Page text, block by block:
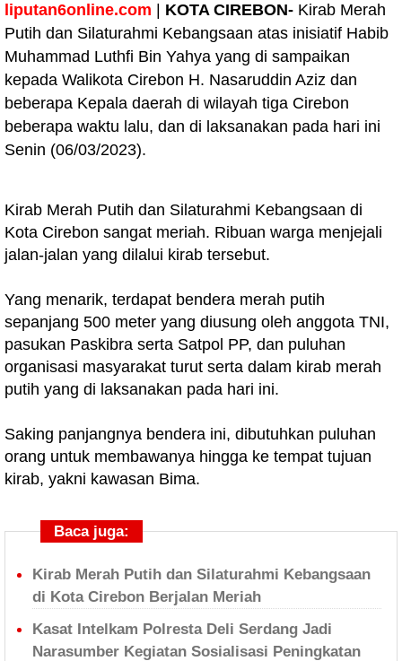
liputan6online.com KOTA CIREBON- Kirab Merah
Putih dan Silaturahmi Kebangsaan atas inisiatif Habib
Muhammad Luthfi Bin Yahya yang di sampaikan
kepada Walikota Cirebon H. Nasaruddin Aziz dan
beberapa Kepala daerah di wilayah tiga Cirebon
beberapa waktu lalu, dan di laksanakan pada hari ini
Senin (06/03/2023).
Kirab Merah Putih dan Silaturahmi Kebangsaan di
Kota Cirebon sangat meriah. Ribuan warga menjejali
jalan-jalan yang dilalui kirab tersebut.
Yang menarik, terdapat bendera merah putih
sepanjang 500 meter yang diusung oleh anggota TNI,
pasukan Paskibra serta Satpol PP, dan puluhan
organisasi masyarakat turut serta dalam kirab merah
putih yang di laksanakan pada hari ini.
Saking panjangnya bendera ini, dibutuhkan puluhan
orang untuk membawanya hingga ke tempat tujuan
kirab, yakni kawasan Bima.
Baca juga:
Kirab Merah Putih dan Silaturahmi Kebangsaan
di Kota Cirebon Berjalan Meriah
Kasat Intelkam Polresta Deli Serdang Jadi
Narasumber Kegiatan Sosialisasi Peningkatan